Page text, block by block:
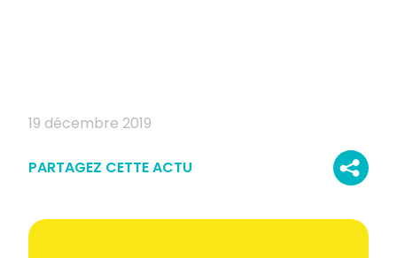
19 décembre 2019
PARTAGEZ CETTE ACTU